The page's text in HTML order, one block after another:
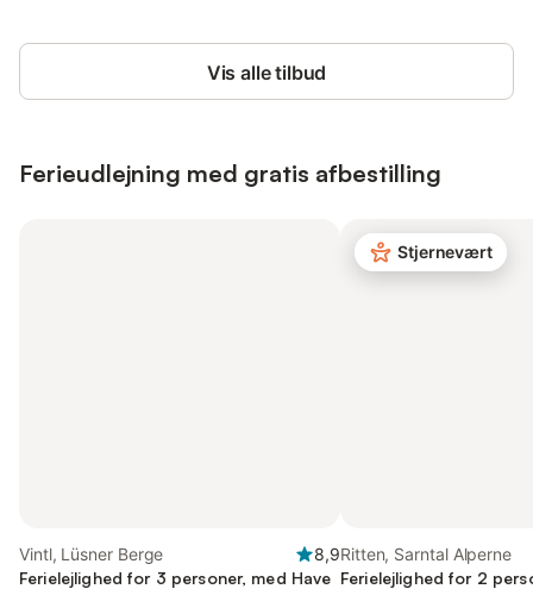
Vis alle tilbud
Ferieudlejning med gratis afbestilling
Vintl, Lüsner Berge
8,9
Ferielejlighed for 3 personer, med Have
Stjernevært
Ritten, Sarntal Alperne
Ferielejlighed for 2